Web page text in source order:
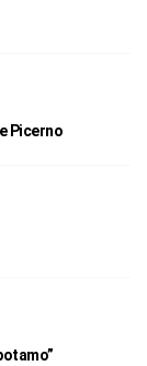
Picerno